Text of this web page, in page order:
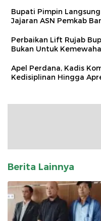
Bupati Pimpin
Jajaran ASN Pemkab
Perbaikan Lift Rujab
Bukan Untuk
Apel Perdana, Kadis
Kedisiplinan Hingga
Berita Lainnya